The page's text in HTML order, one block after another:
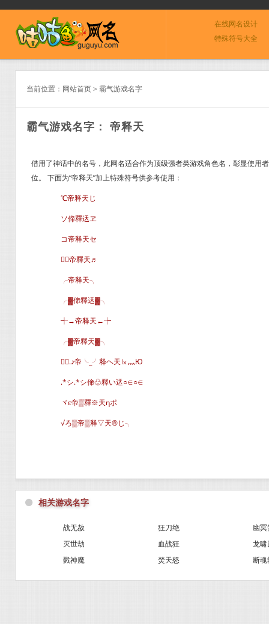
在线网名设计
特殊符号大全
当前位置： 网站首页> 霸气游戏名字
霸气游戏名字： 帝释天
借用了神话中的名号，此网名适合作为顶级强者类游戏角色名，彰显使用
位。 下面为“帝释天”加上特殊符号供参考使用：
℃帝释天じ
ソ偙釋迗ヱ
コ帝释天セ
╭帝釋天♬
╭帝释天╮
╭▓偙釋迗▓╮
┽→帝释天←┾
╭▓帝釋天▓╮
╭.♪帝╰_╯释ヘ天㏓灬Ю
.*シ.*シ偙♧釋い迗○∈○∈
ヾε帝▒釋※天ηポ
√ろ▒帝▒释▽天®じ╮
⚫ 相关游戏名字
战无赦 狂刀绝
幽冥
灭世劫
血战狂
龙啸
戮神魔
焚天怒 断魂